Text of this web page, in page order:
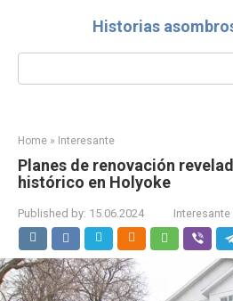
Historias
Search:
Home » Interesante
Planes de renovación
histórico en Holyoke
Published by: 15.06.2024 Interesante